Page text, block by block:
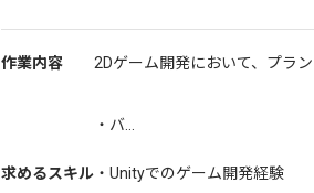
作業内容 2Dゲーム開発において、プラ
・バ...
求めるスキル ・Unityでのゲーム開発経験